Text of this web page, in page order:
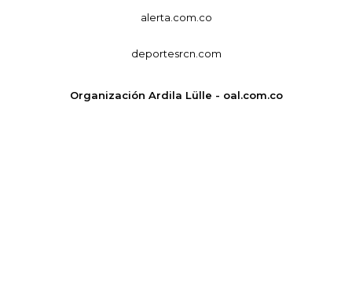
alerta.com.co
deportesrcn.com
Organización Ardila Lülle - oal.com.co